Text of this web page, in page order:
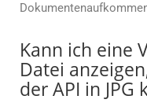
Kann ich eine
Datei
der API in JPG